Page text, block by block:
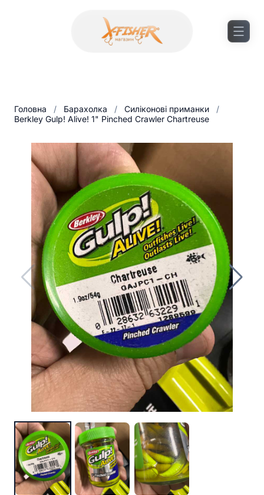
Головна / Барахолка / Силіконові приманки
/
Berkley Gulp! Alive! 1" Pinched Crawler Chartreuse